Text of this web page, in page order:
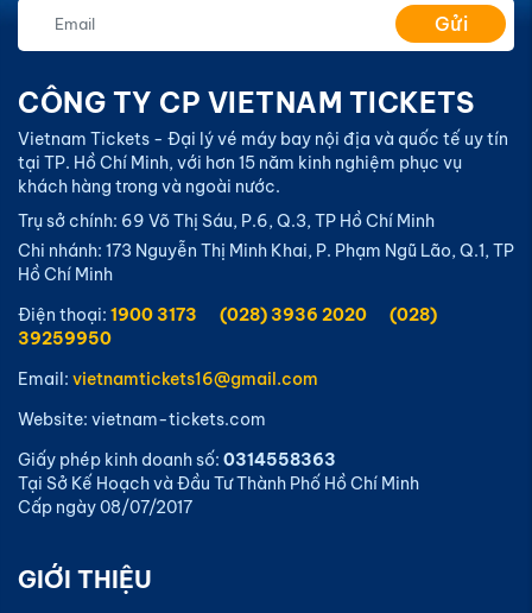
Gửi
CÔNG TY CP VIETNAM TICKETS
Vietnam Tickets - Đại lý vé máy bay nội địa và quốc tế uy tín
tại TP. Hồ Chí Minh, với hơn 15 năm kinh nghiệm phục vụ
khách hàng trong và ngoài nước.
Trụ sở chính: 69 Võ Thị Sáu, P.6, Q.3, TP Hồ Chí Minh
Chi nhánh: 173 Nguyễn Thị Minh Khai, P. Phạm Ngũ Lão, Q.1, TP
Hồ Chí Minh
Điện thoại: 1900 3173 (028) 3936 2020
(028)
39259950
Email: vietnamtickets16@gmail.com
Website: vietnam-tickets.com
Giấy phép kinh doanh số: 0314558363
Tại Sở Kế Hoạch và Đầu Tư Thành Phố Hồ Chí Minh
Cấp ngày 08/07/2017
GIỚI THIỆU